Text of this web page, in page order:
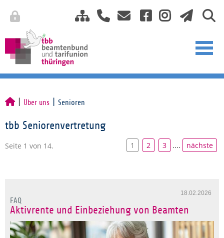
Über uns Senioren
tbb Seniorenvertretung
Seite 1 von 14. 1 2 3 .... nächste
18.02.2026
FAQ
Aktivrente und Einbeziehung von Beamten